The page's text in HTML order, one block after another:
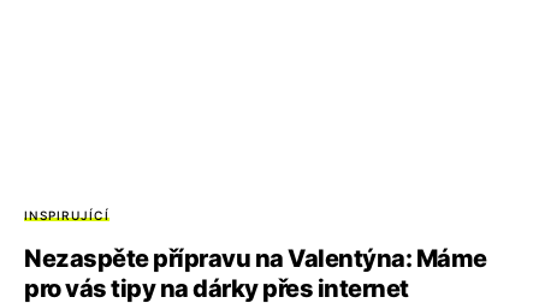
INSPIRUJÍCÍ
Nezaspěte přípravu na Valentýna: Máme
pro vás tipy na dárky přes internet